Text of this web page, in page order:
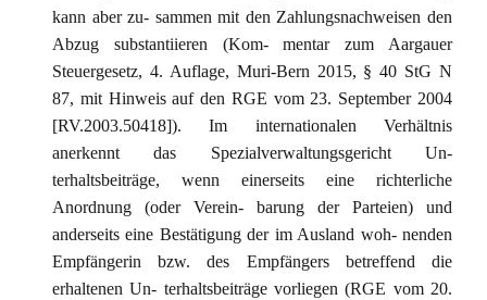
kann aber zu- sammen mit den Zahlungsnachweisen den
Abzug substantiieren (Kom- mentar zum Aargauer
Steuergesetz, 4. Auflage, Muri-Bern 2015, § 40 StG N
87, mit Hinweis auf den RGE vom 23. September 2004
[RV.2003.50418]). Im internationalen Verhältnis
anerkennt das Spezialverwaltungsgericht Un-
terhaltsbeiträge, wenn einerseits eine richterliche
Anordnung (oder Verein- barung der Parteien) und
anderseits eine Bestätigung der im Ausland woh- nenden
Empfängerin bzw. des Empfängers betreffend die
erhaltenen Un- terhaltsbeiträge vorliegen (RGE vom 20.